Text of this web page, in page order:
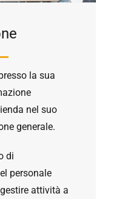
la sua
nel suo
generale.
di
personale
attività a